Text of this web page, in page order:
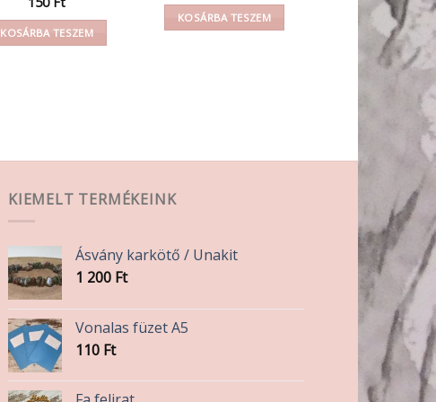
KOSÁRBA TESZEM
KOSÁRBA TESZEM
KIEMELT TERMÉKEINK
Ásvány karkötő / Unakit
1 200 Ft
Vonalas füzet A5
110 Ft